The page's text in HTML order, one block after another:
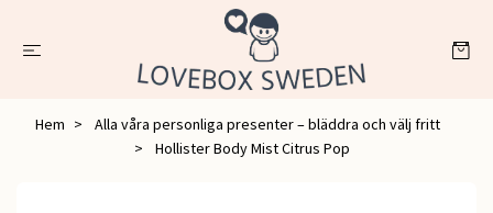
Hem
Alla våra personliga presenter – bläddra och välj fritt
Hollister Body Mist Citrus Pop